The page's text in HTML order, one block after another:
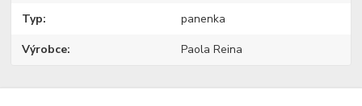
Typ panenka
Výrobce Paola Reina